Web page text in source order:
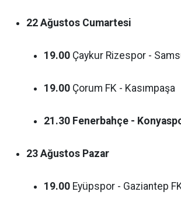
22 Ağustos Cumartesi
19.00 Çaykur Rizespor -
19.00 Çorum FK - Kasımpaşa
21.30 Fenerbahçe -
23 Ağustos Pazar
19.00 Eyüpspor - Gaziantep